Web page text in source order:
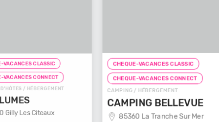
CHEQUE-VACANCES CLASSIC
CHEQUE-VACANCES CONNECT
CAMPING / HÉBERGEMENT
CAMPING BELLEVUE
85360 La Tranche Sur Mer